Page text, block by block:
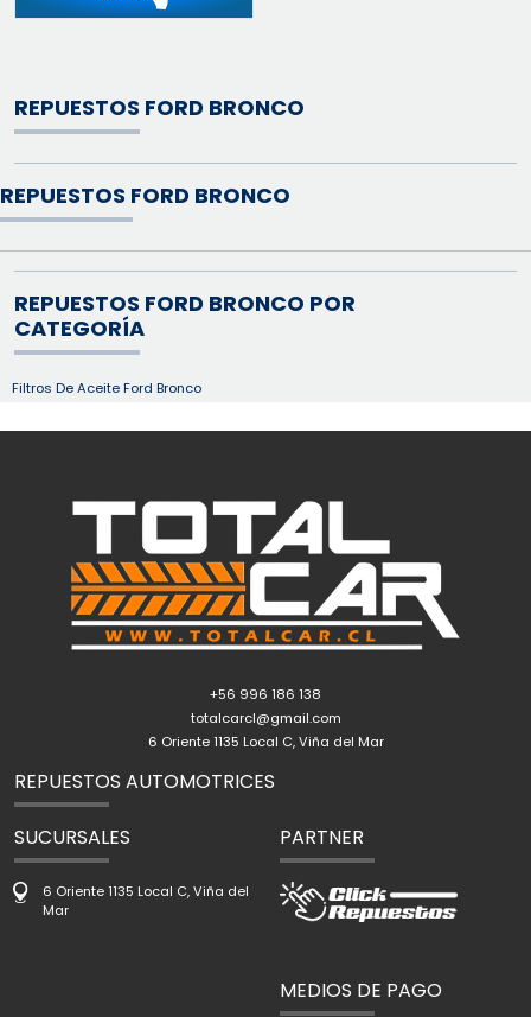
REPUESTOS FORD BRONCO
REPUESTOS FORD BRONCO
REPUESTOS FORD BRONCO POR
CATEGORÍA
Filtros De Aceite Ford Bronco
+56 996 186 138
totalcarcl@gmail.com
6 Oriente 1135 Local C, Viña del Mar
REPUESTOS AUTOMOTRICES
SUCURSALES
6 Oriente 1135 Local C, Viña del
Mar
PARTNER
MEDIOS DE PAGO